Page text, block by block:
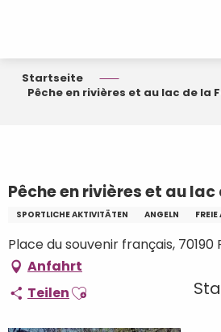
Startseite
Pêche en rivières et au lac de la
Pêche en rivières et au
SPORTLICHE AKTIVITÄTEN ANGELN
Place du souvenir français, 70190
Anfahrt
TeilenAjouter aux favoris